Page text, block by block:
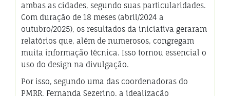
ambas as cidades, segundo suas particularidades.
Com duração de 18 meses (abril/2024 a
outubro/2025), os resultados da iniciativa geraram
relatórios que, além de numerosos, congregam
muita informação técnica. Isso tornou essencial o
uso do design na divulgação.
Por isso, segundo uma das coordenadoras do
PMRR, Fernanda Sezerino, a idealização